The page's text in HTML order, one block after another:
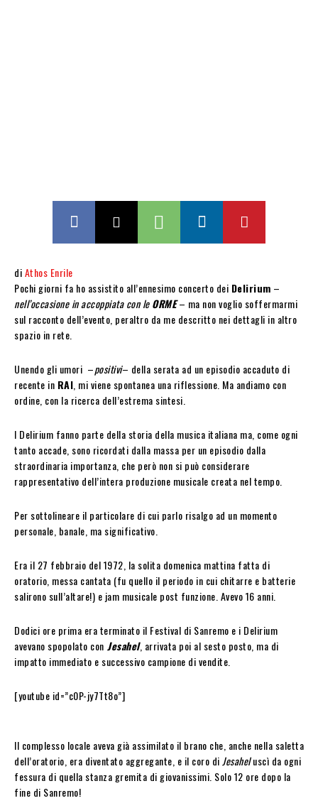
diAthos Enrile
Pochi giorni fa ho assistito all’ennesimo concerto dei Delirium –
nell’occasione in accoppiata con leORME– ma non voglio soffermarmi
sul racconto dell’evento, peraltro da me descritto nei dettagli in altro
spazio in rete.
Unendo gli umori –positivi– della serata ad un episodio accaduto di
recente in RAI , mi viene spontanea una riflessione. Ma andiamo con
ordine, con la ricerca dell’estrema sintesi.
I Delirium fanno parte della storia della musica italiana ma, come ogni
tanto accade, sono ricordati dalla massa per un episodio dalla
straordinaria importanza, che però non si può considerare
rappresentativo dell’intera produzione musicale creata nel tempo.
Per sottolineare il particolare di cui parlo risalgo ad un momento
personale, banale, ma significativo.
Era il 27 febbraio del 1972, la solita domenica mattina fatta di
oratorio, messa cantata (fu quello il periodo in cui chitarre e batterie
salirono sull’altare!) e jam musicale post funzione. Avevo 16 anni.
Dodici ore prima era terminato il Festival di Sanremo e i Delirium
avevano spopolato con Jesahel, arrivata poi al sesto posto, ma di
impatto immediato e successivo campione di vendite.
[youtube id=”c0P-jy7Tt8o”]
Il complesso locale aveva già assimilato il brano che, anche nella saletta
dell’oratorio, era diventato aggregante, e il coro di Jesaheluscì da ogni
fessura di quella stanza gremita di giovanissimi. Solo 12 ore dopo la
fine di Sanremo!